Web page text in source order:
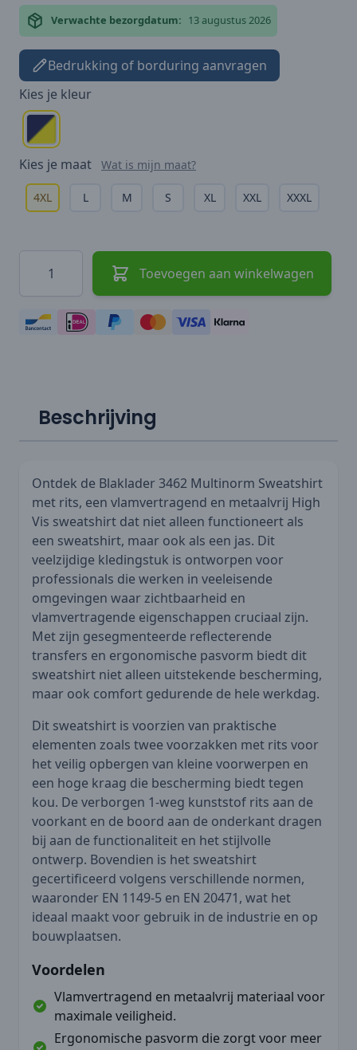
Verwachte bezorgdatum: 13 augustus 2026
Bedrukking of borduring aanvragen
Kies je kleur
Kies je maat Wat is mijn maat?
4XL L M S XL XXL XXXL
Hoeveelheid
Toevoegen aan winkelwagen
Beschrijving
Ontdek de Blaklader 3462 Multinorm Sweatshirt
met rits, een vlamvertragend en metaalvrij High
Vis sweatshirt dat niet alleen functioneert als
een sweatshirt, maar ook als een jas. Dit
veelzijdige kledingstuk is ontworpen voor
professionals die werken in veeleisende
omgevingen waar zichtbaarheid en
vlamvertragende eigenschappen cruciaal zijn.
Met zijn gesegmenteerde reflecterende
transfers en ergonomische pasvorm biedt dit
sweatshirt niet alleen uitstekende bescherming,
maar ook comfort gedurende de hele werkdag.
Dit sweatshirt is voorzien van praktische
elementen zoals twee voorzakken met rits voor
het veilig opbergen van kleine voorwerpen en
een hoge kraag die bescherming biedt tegen
kou. De verborgen 1-weg kunststof rits aan de
voorkant en de boord aan de onderkant dragen
bij aan de functionaliteit en het stijlvolle
ontwerp. Bovendien is het sweatshirt
gecertificeerd volgens verschillende normen,
waaronder EN 1149-5 en EN 20471, wat het
ideaal maakt voor gebruik in de industrie en op
bouwplaatsen.
Voordelen
Vlamvertragend en metaalvrij materiaal voor
maximale veiligheid.
Ergonomische pasvorm die zorgt voor meer